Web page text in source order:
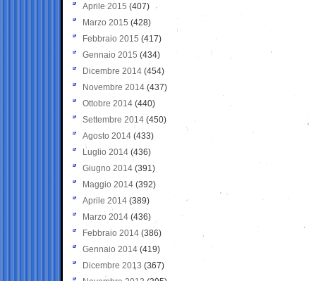
Aprile 2015 (407)
Marzo 2015 (428)
Febbraio 2015 (417)
Gennaio 2015 (434)
Dicembre 2014 (454)
Novembre 2014 (437)
Ottobre 2014 (440)
Settembre 2014 (450)
Agosto 2014 (433)
Luglio 2014 (436)
Giugno 2014 (391)
Maggio 2014 (392)
Aprile 2014 (389)
Marzo 2014 (436)
Febbraio 2014 (386)
Gennaio 2014 (419)
Dicembre 2013 (367)